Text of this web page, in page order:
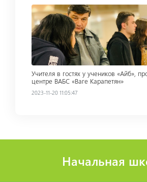
Read more
Учителя в гостях у учеников «Айб»,
центре ВАБС «Ваге Карапетян»
2023-11-20 11:05:47
Начальная